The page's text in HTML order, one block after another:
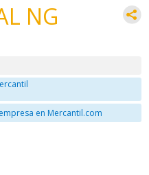
NG
en Mercantil.com